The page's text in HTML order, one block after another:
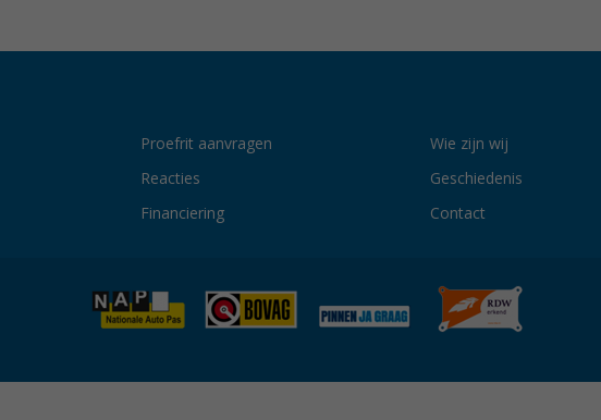
Proefrit aanvragen
Reacties
Financiering
Wie zijn wij
Geschiedenis
Contact